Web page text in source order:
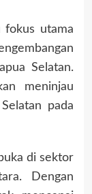
fokus utama
Selatan.
meninjau
pada
di sektor
Dengan